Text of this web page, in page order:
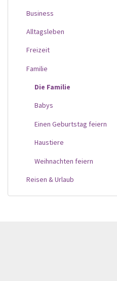
Business
Alltagsleben
Freizeit
Familie
Die Familie
Babys
Einen Geburtstag feiern
Haustiere
Weihnachten feiern
Reisen & Urlaub